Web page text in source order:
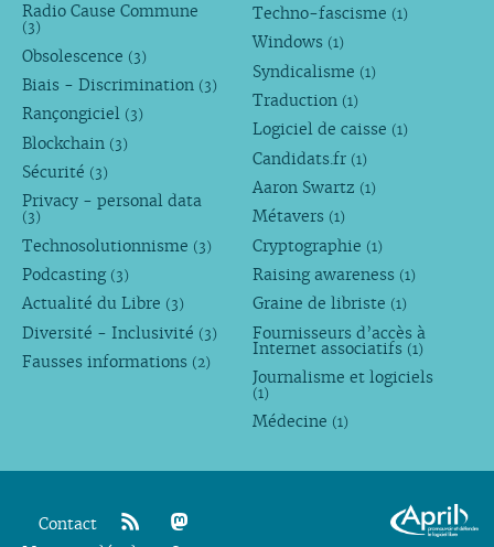
Radio Cause Commune
(3)
Obsolescence (3)
Biais - Discrimination (3)
Rançongiciel (3)
Blockchain (3)
Sécurité (3)
Privacy - personal data
(3)
Technosolutionnisme (3)
Podcasting (3)
Actualité du Libre (3)
Diversité - Inclusivité (3)
Fausses informations (2)
Techno-fascisme (1)
Windows (1)
Syndicalisme (1)
Traduction (1)
Logiciel de caisse (1)
Candidats.fr (1)
Aaron Swartz (1)
Métavers (1)
Cryptographie (1)
Raising awareness (1)
Graine de libriste (1)
Fournisseurs d’accès à
Internet associatifs (1)
Journalisme et logiciels
(1)
Médecine (1)
Contact